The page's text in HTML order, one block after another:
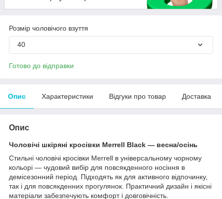
Розмір чоловічого взуття
40
Готово до відправки
Опис Характеристики Відгуки про товар Доставка
Опис
Чоловічі шкіряні кросівки Merrell Black — весна/осінь
Стильні чоловічі кросівки Merrell в універсальному чорному
кольорі — чудовий вибір для повсякденного носіння в
демісезонний період. Підходять як для активного відпочинку,
так і для повсякденних прогулянок. Практичний дизайн і якісні
матеріали забезпечують комфорт і довговічність.